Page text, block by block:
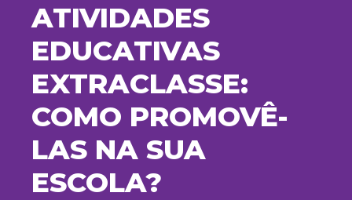
ATIVIDADES
EDUCATIVAS
EXTRACLASSE:
COMO PROMOVÊ-
LAS NA SUA
ESCOLA?